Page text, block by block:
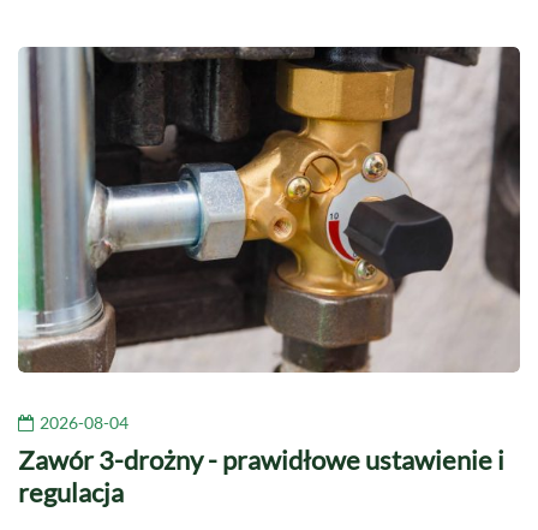
2026-08-04
Zawór 3-drożny - prawidłowe ustawienie i
regulacja